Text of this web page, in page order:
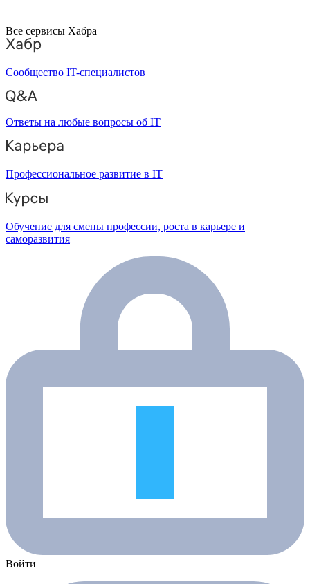
Все сервисы Хабра
Сообщество IT-специалистов
Ответы на любые вопросы об IT
Профессиональное развитие в IT
Обучение для смены профессии, роста в карьере и
саморазвития
Войти